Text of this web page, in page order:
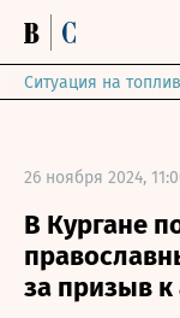
Ситуация на
26 ноября 2024,
В Кургане
за призыв к